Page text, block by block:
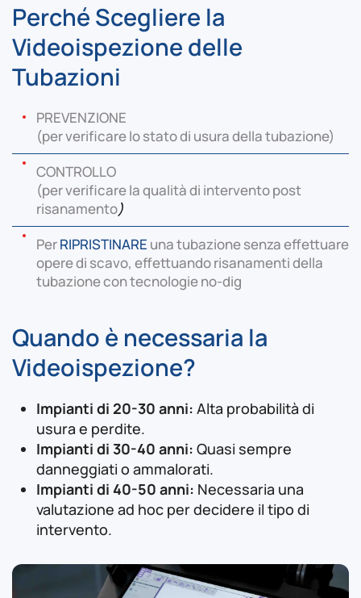
Perché Scegliere la
Videoispezione delle
Tubazioni
PREVENZIONE
(per verificare lo stato di usura della tubazione)
CONTROLLO
(per verificare la qualità di intervento post
risanamento)
PerRIPRISTINARE una tubazione senza effettuare
opere di scavo, effettuando risanamenti della
tubazione con tecnologie no-dig
Quando è necessaria la
Videoispezione?
Impianti di 20-30 anni: Alta probabilità di
usura e perdite.
Impianti di 30-40 anni: Quasi sempre
danneggiati o ammalorati.
Impianti di 40-50 anni: Necessaria una
valutazione ad hoc per decidere il tipo di
intervento.